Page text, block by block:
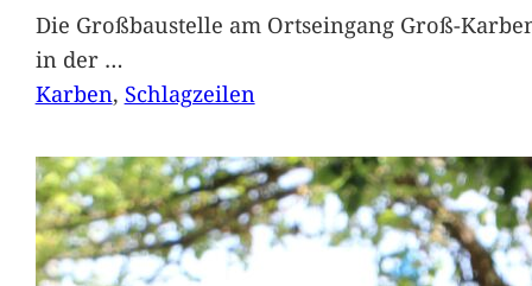
Die Großbaustelle am Ortseingang Groß-
in der …
Karben, Schlagzeilen